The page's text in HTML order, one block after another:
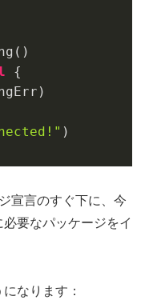
{
)
宣言のすぐ下に、今
要なパッケージをイ
なります：